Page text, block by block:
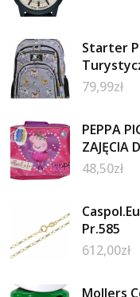
Starter
79,99zł
PEPPA
ZAJĘCIA
48,50zł
Pr.585
612,00zł
Mollers